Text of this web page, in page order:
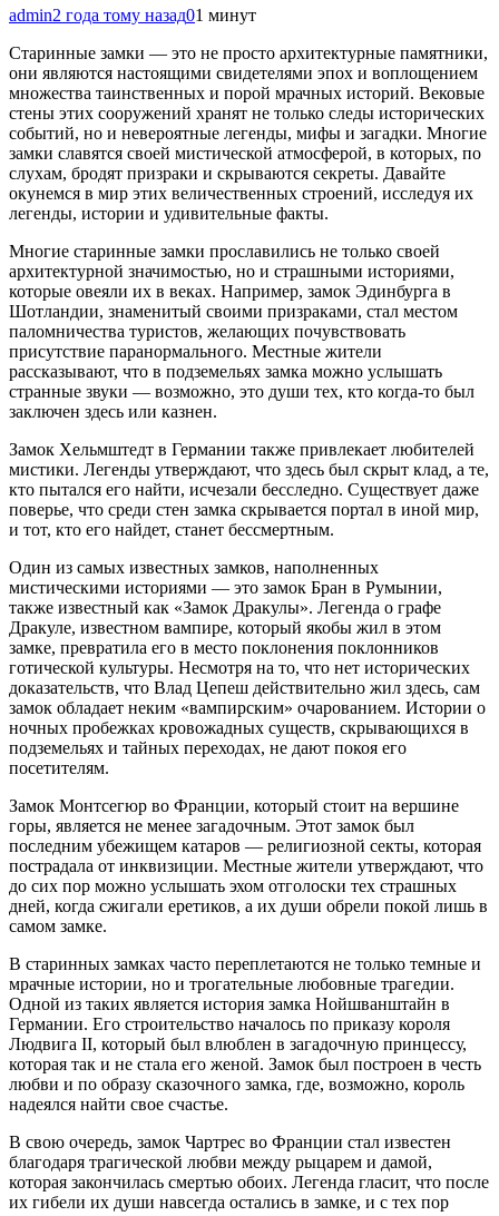
admin2 года тому назад01 минут
Старинные замки — это не просто архитектурные памятники,
они являются настоящими свидетелями эпох и воплощением
множества таинственных и порой мрачных историй. Вековые
стены этих сооружений хранят не только следы исторических
событий, но и невероятные легенды, мифы и загадки. Многие
замки славятся своей мистической атмосферой, в которых, по
слухам, бродят призраки и скрываются секреты. Давайте
окунемся в мир этих величественных строений, исследуя их
легенды, истории и удивительные факты.
Многие старинные замки прославились не только своей
архитектурной значимостью, но и страшными историями,
которые овеяли их в веках. Например, замок Эдинбурга в
Шотландии, знаменитый своими призраками, стал местом
паломничества туристов, желающих почувствовать
присутствие паранормального. Местные жители
рассказывают, что в подземельях замка можно услышать
странные звуки — возможно, это души тех, кто когда-то был
заключен здесь или казнен.
Замок Хельмштедт в Германии также привлекает любителей
мистики. Легенды утверждают, что здесь был скрыт клад, а те,
кто пытался его найти, исчезали бесследно. Существует даже
поверье, что среди стен замка скрывается портал в иной мир,
и тот, кто его найдет, станет бессмертным.
Один из самых известных замков, наполненных
мистическими историями — это замок Бран в Румынии,
также известный как «Замок Дракулы». Легенда о графе
Дракуле, известном вампире, который якобы жил в этом
замке, превратила его в место поклонения поклонников
готической культуры. Несмотря на то, что нет исторических
доказательств, что Влад Цепеш действительно жил здесь, сам
замок обладает неким «вампирским» очарованием. Истории о
ночных пробежках кровожадных существ, скрывающихся в
подземельях и тайных переходах, не дают покоя его
посетителям.
Замок Монтсегюр во Франции, который стоит на вершине
горы, является не менее загадочным. Этот замок был
последним убежищем катаров — религиозной секты, которая
пострадала от инквизиции. Местные жители утверждают, что
до сих пор можно услышать эхом отголоски тех страшных
дней, когда сжигали еретиков, а их души обрели покой лишь в
самом замке.
В старинных замках часто переплетаются не только темные и
мрачные истории, но и трогательные любовные трагедии.
Одной из таких является история замка Нойшванштайн в
Германии. Его строительство началось по приказу короля
Людвига II, который был влюблен в загадочную принцессу,
которая так и не стала его женой. Замок был построен в честь
любви и по образу сказочного замка, где, возможно, король
надеялся найти свое счастье.
В свою очередь, замок Чартрес во Франции стал известен
благодаря трагической любви между рыцарем и дамой,
которая закончилась смертью обоих. Легенда гласит, что после
их гибели их души навсегда остались в замке, и с тех пор